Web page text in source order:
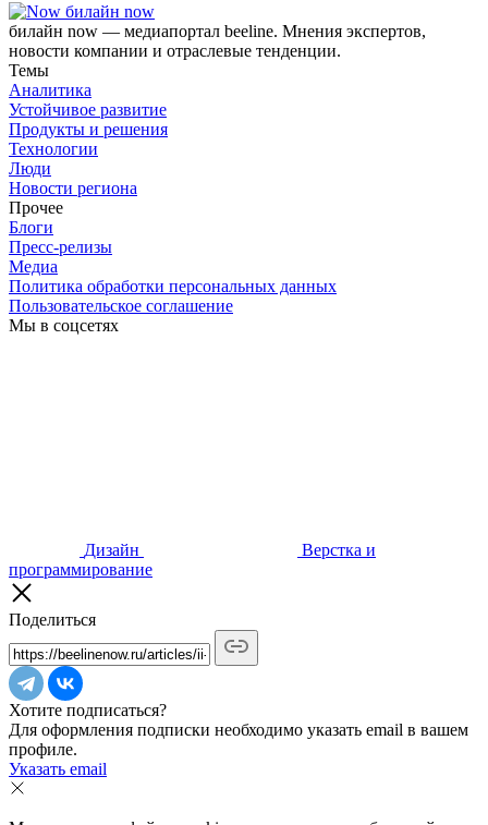
билайн now
билайн now — медиапортал beeline. Мнения экспертов,
новости компании и отраслевые тенденции.
Темы
Аналитика
Устойчивое развитие
Продукты и решения
Технологии
Люди
Новости региона
Прочее
Блоги
Пресс-релизы
Медиа
Политика обработки персональных данных
Пользовательское соглашение
Мы в соцсетях
Дизайн
Верстка и
программирование
Поделиться
Хотите подписаться?
Для оформления подписки необходимо указать email в вашем
профиле.
Указать email